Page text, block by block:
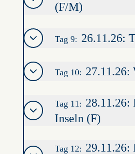
(F/M)
Tag 9: 26.11.26:
Tag 10: 27.11.26:
Tag 11: 28.11.26:
Inseln (F)
Tag 12: 29.11.26: